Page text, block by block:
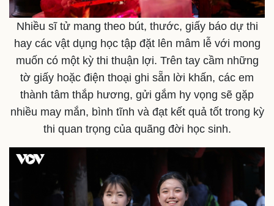
Nhiều sĩ tử mang theo bút, thước, giấy báo dự thi
hay các vật dụng học tập đặt lên mâm lễ với mong
muốn có một kỳ thi thuận lợi. Trên tay cầm những
tờ giấy hoặc điện thoại ghi sẵn lời khấn, các em
thành tâm thắp hương, gửi gắm hy vọng sẽ gặp
nhiều may mắn, bình tĩnh và đạt kết quả tốt trong kỳ
thi quan trọng của quãng đời học sinh.